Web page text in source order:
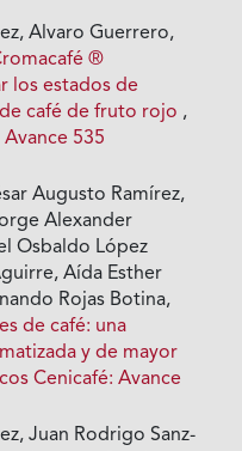
Alvaro Guerrero,
®
los estados de
café de fruto rojo ,
Avance 535
Augusto Ramírez,
Alexander
Osbaldo López
Aída Esther
Rojas Botina,
de café: una
y de mayor
Cenicafé: Avance
Juan Rodrigo Sanz-